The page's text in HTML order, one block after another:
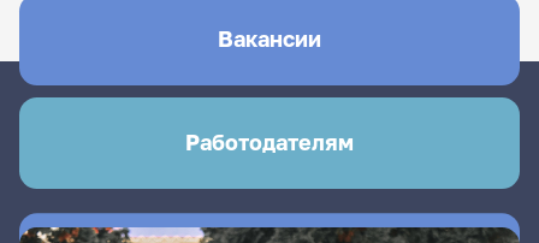
Вакансии
Работодателям